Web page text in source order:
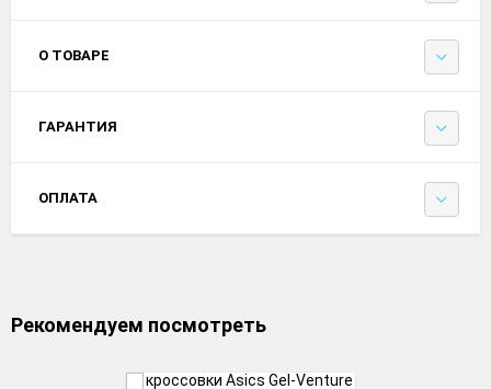
О ТОВАРЕ
ГАРАНТИЯ
ОПЛАТА
Рекомендуем посмотреть